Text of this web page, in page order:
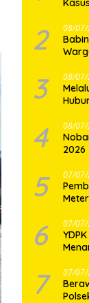
Bukti
2 08/
3 08/
4 08/
2026
5 07/
6 07/
Jalur
7 07/